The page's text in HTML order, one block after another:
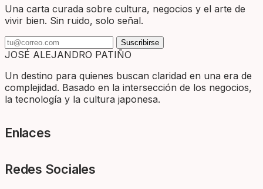
Una carta curada sobre cultura, negocios y el arte de
vivir bien. Sin ruido, solo señal.
Suscribirse
JOSÉ ALEJANDRO PATIÑO
Un destino para quienes buscan claridad en una era de
complejidad. Basado en la intersección de los negocios,
la tecnología y la cultura japonesa.
Enlaces
Redes Sociales